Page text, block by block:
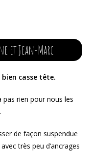
et Jean-Marc
casse tête.
pas rien pour nous les
de façon suspendue
très peu d’ancrages